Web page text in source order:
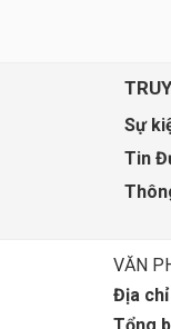
Sự
Tin
VĂN
Địa